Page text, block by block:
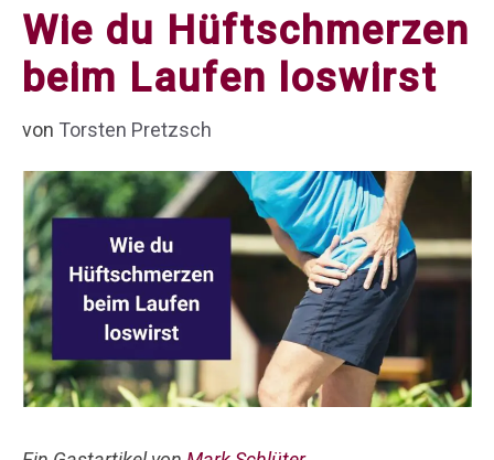
Wie du Hüftschmerzen
beim Laufen loswirst
von Torsten Pretzsch